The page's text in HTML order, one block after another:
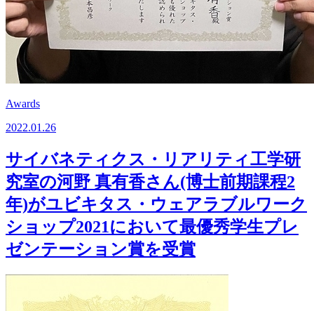
Awards
2022.01.26
サイバネティクス・リアリティ工学研
究室の河野 真有香さん(博士前期課程2
年)がユビキタス・ウェアラブルワーク
ショップ2021において最優秀学生プレ
ゼンテーション賞を受賞